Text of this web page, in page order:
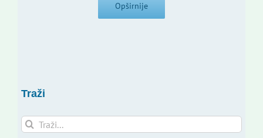
Opširnije
Traži
Traži...